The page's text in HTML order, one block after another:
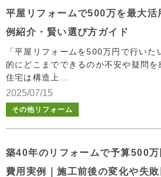
2025/07/15
その他リフォーム
平屋リフォームで500万を最大活
例紹介・賢い選び方ガイド
「平屋リフォームを500万円で行い
的にどこまでできるのか不安や疑問
住宅は構造上…
築40年のリフォームで予算500
費用実例｜施工前後の変化や失